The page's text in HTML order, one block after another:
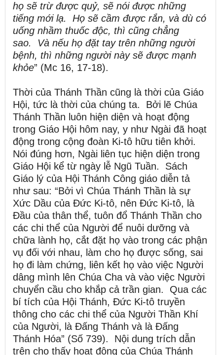
họ sẽ trừ được quỷ, sẽ nói được những
tiếng mới lạ.
Họ sẽ cầm được rắn, và dù có
uống nhầm thuốc độc, thì cũng chẳng
sao.
Và nếu họ đặt tay trên những người
bệnh, thì những người này sẽ được mạnh
khỏe” (Mc 16, 17-18).
Thời của Thánh Thần cũng là thời của Giáo
Hội, tức là thời của chúng ta. Bởi lẽ Chúa
Thánh Thần luôn hiện diện và hoạt động
trong Giáo Hội hôm nay, y như Ngài đã hoạt
động trong cộng đoàn Ki-tô hữu tiên khởi.
Nói đúng hơn, Ngài liên tục hiện diện trong
Giáo Hội kể từ ngày lễ Ngũ Tuần. Sách
Giáo lý của Hội Thánh Công giáo diễn tả
như sau: “Bởi vì Chúa Thánh Thần là sự
Xức Dầu của Đức Ki-tô, nên Đức Ki-tô, là
Đầu của thân thể, tuôn đổ Thánh Thần cho
các chi thể của Người để nuôi dưỡng và
chữa lành họ, cắt đặt họ vào trong các phận
vụ đối với nhau, làm cho họ được sống, sai
họ đi làm chứng, liên kết họ vào việc Người
dâng mình lên Chúa Cha và vào việc Người
chuyển cầu cho khắp cả trần gian. Qua các
bí tích của Hội Thánh, Đức Ki-tô truyền
thông cho các chi thể của Người Thần Khí
của Người, là Đấng Thánh và là Đấng
Thánh Hóa” (Số 739). Nội dung trích dẫn
trên cho thấy hoạt động của Chúa Thánh